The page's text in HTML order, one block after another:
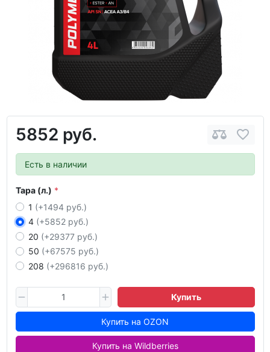
5852 руб.
Есть в наличии
Тара (л.)
1 (+1494 руб.)
4 (+5852 руб.)
20 (+29377 руб.)
50 (+67575 руб.)
208 (+296816 руб.)
Купить
Купить на OZON
Купить на Wildberries